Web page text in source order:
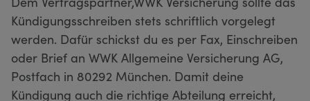
Kündigungsschreiben stets schriftlich vorgelegt
werden. Dafür schickst du es per Fax, Einschreiben
oder Brief an WWK Allgemeine Versicherung AG,
Postfach in 80292 München. Damit deine
Kündigung auch die richtige Abteilung erreicht,